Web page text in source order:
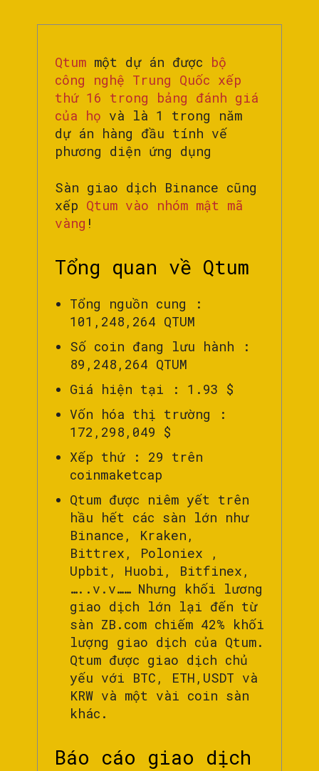
Qtum một dự án được bộ
công nghệ Trung Quốc xếp
thứ 16 trong bảng đánh giá
của họ và là 1 trong năm
dự án hàng đầu tính vế
phương diện ứng dụng
Sàn giao dịch Binance cũng
xếp Qtum vào nhóm mật mã
vàng !
Tổng quan về Qtum
Tổng nguồn cung :
101,248,264 QTUM
Số coin đang lưu hành :
89,248,264 QTUM
Giá hiện tại : 1.93 $
Vốn hóa thị trường :
172,298,049 $
Xếp thứ : 29 trên
coinmaketcap
Qtum được niêm yết trên
hầu hết các sàn lớn như
Binance, Kraken,
Bittrex, Poloniex ,
Upbit, Huobi, Bitfinex,
…..v.v…… Nhưng khối lương
giao dịch lớn lại đến từ
sàn ZB.com chiếm 42% khối
lượng giao dịch của Qtum.
Qtum được giao dịch chủ
yếu với BTC, ETH,USDT và
KRW và một vài coin sàn
khác.
Báo cáo giao dịch